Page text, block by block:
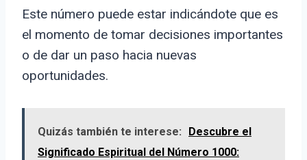
Este número puede estar indicándote que es
el momento de tomar decisiones importantes
o de dar un paso hacia nuevas
oportunidades.
Quizás también te interese:
Descubre el
Significado Espiritual del Número 1000: